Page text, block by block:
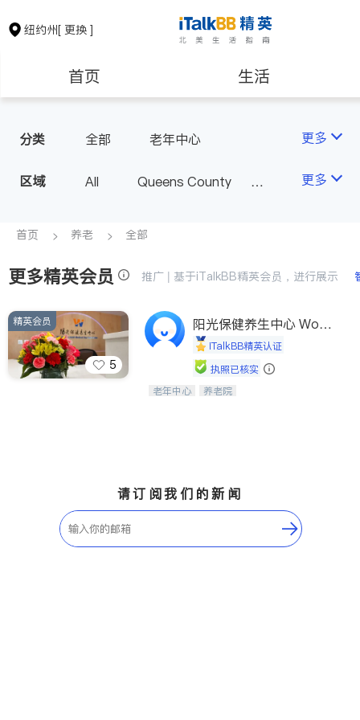
纽约州[ 更换 ]
首页 生活
保险理财 房地产租售
银行贷款
建筑装修 教育
养老 非盈利组织
分类 全部 老年中心 更多
区域 All
Queens County
Long Island
Buffalo & Syracuse
Westchester County & Orange
County
Albany
更多
首页 养老 全部
更多精英会员 推广 | 基于iTalkBB精英会员，进行展示
5
精英会员
阳光保健养生中心 World
shineiTalkBB精英认证
执照已核实
阳光保健养生中心为老年人提供日间护
老年中心 养老院
请订阅我们的新闻